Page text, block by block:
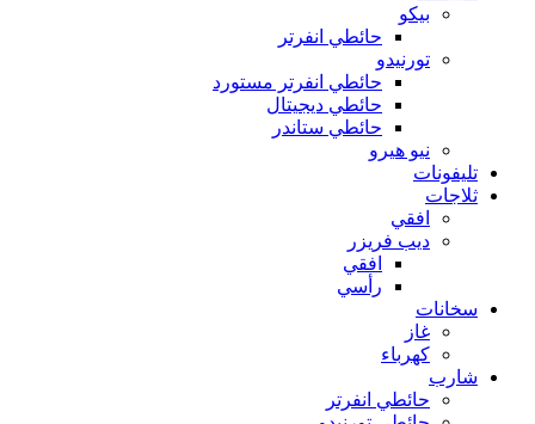
بيكو
حائطي انفرتر
تورنيدو
حائطي انفرتر مستورد
حائطي ديجيتال
حائطي ستاندر
نيو هيرو
تليفونات
ثلاجات
افقي
ديب فريزر
افقي
رأسي
سخانات
غاز
كهرباء
شارب
حائطي انفرتر